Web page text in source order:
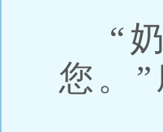
“奶
您。